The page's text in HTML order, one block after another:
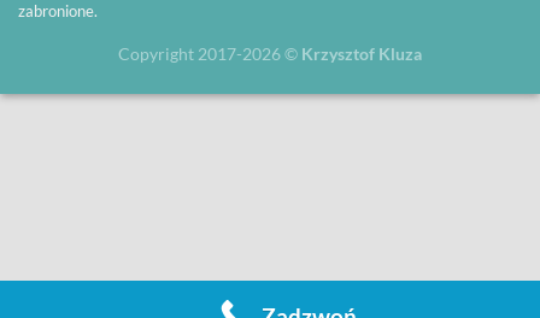
zabronione.
Copyright 2017-2026 © Krzysztof Kluza